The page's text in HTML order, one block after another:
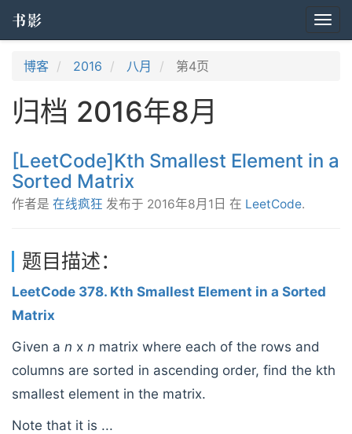
书影
博客 2016 八月 第4页
归档 2016年8月
[LeetCode]Kth Smallest Element in a
Sorted Matrix
作者是 在线疯狂 发布于 2016年8月1日 在 LeetCode.
题目描述：
LeetCode 378. Kth Smallest Element in a Sorted
Matrix
Given a n x n matrix where each of the rows and
columns are sorted in ascending order, find the kth
smallest element in the matrix.
Note that it is ...